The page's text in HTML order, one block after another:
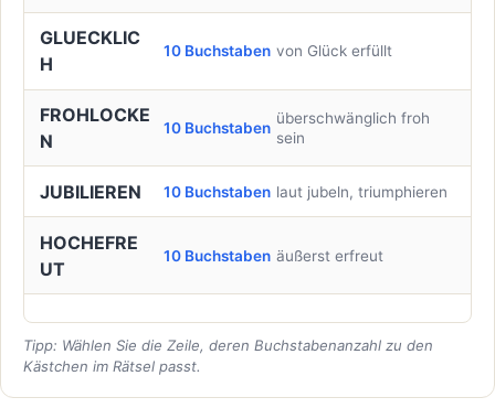
GLUECKLIC
H
10 Buchstaben von Glück erfüllt
FROHLOCKE
N
10 Buchstaben
überschwänglich froh
sein
JUBILIEREN 10 Buchstaben laut jubeln, triumphieren
HOCHEFRE
UT
10 Buchstaben äußerst erfreut
Tipp: Wählen Sie die Zeile, deren Buchstabenanzahl zu den
Kästchen im Rätsel passt.